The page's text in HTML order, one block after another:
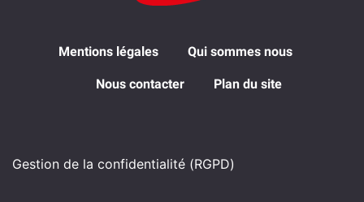
Mentions légales Qui sommes nous
Nous contacter Plan du site
Gestion de la confidentialité (RGPD)